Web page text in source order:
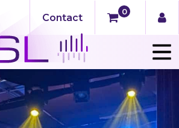
Contact
0